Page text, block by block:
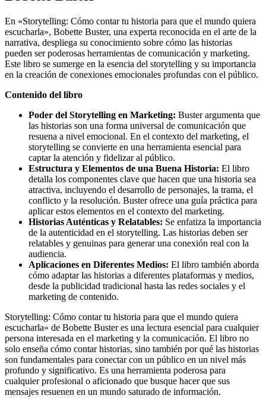
En «Storytelling: Cómo contar tu historia para que el mundo quiera
escucharla», Bobette Buster, una experta reconocida en el arte de la
narrativa, despliega su conocimiento sobre cómo las historias
pueden ser poderosas herramientas de comunicación y marketing.
Este libro se sumerge en la esencia del storytelling y su importancia
en la creación de conexiones emocionales profundas con el público.
Contenido del libro
Poder del Storytelling en Marketing: Buster argumenta que
las historias son una forma universal de comunicación que
resuena a nivel emocional. En el contexto del marketing, el
storytelling se convierte en una herramienta esencial para
captar la atención y fidelizar al público.
Estructura y Elementos de una Buena Historia: El libro
detalla los componentes clave que hacen que una historia sea
atractiva, incluyendo el desarrollo de personajes, la trama, el
conflicto y la resolución. Buster ofrece una guía práctica para
aplicar estos elementos en el contexto del marketing.
Historias Auténticas y Relatables: Se enfatiza la importancia
de la autenticidad en el storytelling. Las historias deben ser
relatables y genuinas para generar una conexión real con la
audiencia.
Aplicaciones en Diferentes Medios: El libro también aborda
cómo adaptar las historias a diferentes plataformas y medios,
desde la publicidad tradicional hasta las redes sociales y el
marketing de contenido.
Storytelling: Cómo contar tu historia para que el mundo quiera
escucharla» de Bobette Buster es una lectura esencial para cualquier
persona interesada en el marketing y la comunicación. El libro no
solo enseña cómo contar historias, sino también por qué las historias
son fundamentales para conectar con un público en un nivel más
profundo y significativo. Es una herramienta poderosa para
cualquier profesional o aficionado que busque hacer que sus
mensajes resuenen en un mundo saturado de información.